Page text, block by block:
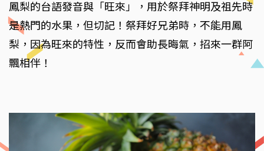
鳳梨的台語發音與「旺來」，用於祭拜神明及祖先時
是熱門的水果，但切記！祭拜好兄弟時，不能用鳳
梨，因為旺來的特性，反而會助長晦氣，招來一群阿
飄相伴！